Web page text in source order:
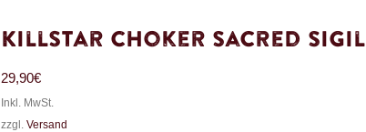
Killstar Choker Sacred Sigil
29,90€
Inkl. MwSt.
zzgl. Versand